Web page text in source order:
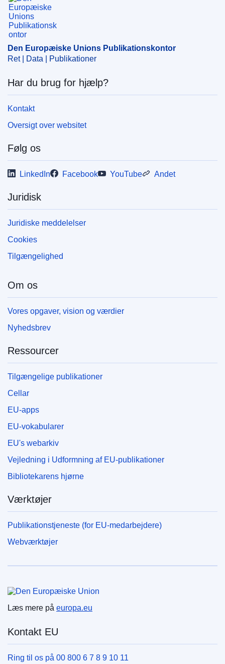
af tjenesteydelser
utilbørlig reklame
OJ : JOC_2019_288_R_0004
IMMC : ORD-C-0008-2018
Den Europæiske Unions Publikationskontor
Ret | Data | Publikationer
Har du brug for hjælp?
Kontakt
Oversigt over websitet
Følg os
LinkedIn Facebook YouTube Andet
Juridisk
Juridiske meddelelser
Cookies
Tilgængelighed
Om os
Vores opgaver, vision og værdier
Nyhedsbrev
Ressourcer
Tilgængelige publikationer
Cellar
EU-apps
EU-vokabularer
EU's webarkiv
Vejledning i Udformning af EU-publikationer
Bibliotekarens hjørne
Værktøjer
Publikationstjeneste (for EU-medarbejdere)
Webværktøjer
Den Europæiske Union
Læs mere på europa.eu
Kontakt EU
Ring til os på 00 800 6 7 8 9 10 11